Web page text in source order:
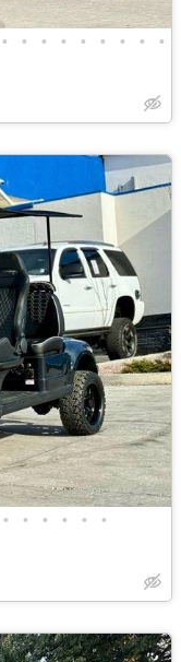
• • • • • • • • •
• • • • • •